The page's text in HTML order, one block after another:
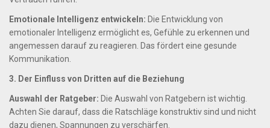
Emotionale Intelligenz entwickeln: Die Entwicklung von
emotionaler Intelligenz ermöglicht es, Gefühle zu erkennen und
angemessen darauf zu reagieren. Das fördert eine gesunde
Kommunikation.
3. Der Einfluss von Dritten auf die Beziehung
Auswahl der Ratgeber: Die Auswahl von Ratgebern ist wichtig.
Achten Sie darauf, dass die Ratschläge konstruktiv sind und nicht
dazu dienen, Spannungen zu verschärfen.